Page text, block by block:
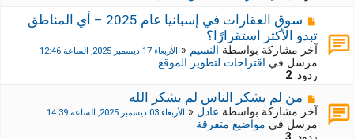
ة
ر
ك
ة
ج
د
ي
د
م
ش
ا
ر
ك
ة
ج
د
ي
د
سوق العقارات في إسبانيا عام 2025 – أي المناطق
تبدو الأكثر استقرارًا؟
آخر مشاركة بواسطة النسيم« الأربعاء 17 ديسمبر 2025, الساعة 12:46
مرسل في اقتراحات لتطوير الموقع
ردود: 2
م
ش
ر
من لم يشكر الناس لم يشكر الله
آخر مشاركة بواسطة عادل « الأربعاء 03 ديسمبر 2025, الساعة 14:39
مرسل في مواضيع متفرقة